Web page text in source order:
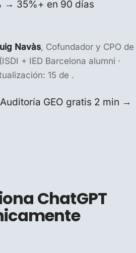
→ 35%+ en 90 días
Navàs, Cofundador y CPO de
+ IED Barcelona alumni ·
15 de .
Auditoría GEO gratis 2 min →
ChatGPT